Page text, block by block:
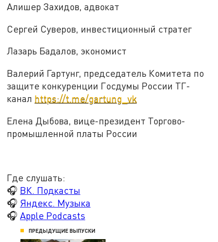
Алишер Захидов, адвокат
Сергей Суверов, инвестиционный стратег
Лазарь Бадалов, экономист
Валерий Гартунг, председатель Комитета по
защите конкуренции Госдумы России ТГ-
канал https://t.me/gartung_vk
Елена Дыбова, вице-президент Торгово-
промышленной платы России
Где слушать:
🎧 ВК. Подкасты
🎧 Яндекс. Музыка
🎧Apple Podcasts
ПРЕДЫДУЩИЕ ВЫПУСКИ